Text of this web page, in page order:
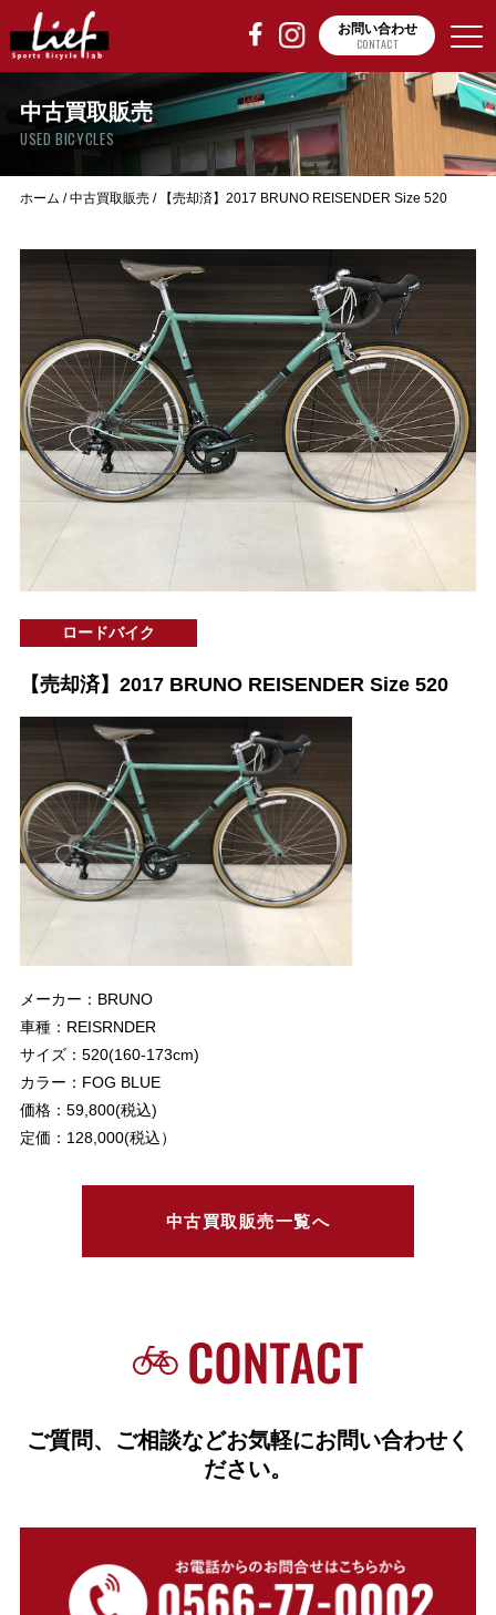
お問い合わせ
CONTACT
中古買取販売
USED BICYCLES
ホーム /中古買取販売/ 【売却済】2017 BRUNO REISENDER Size 520
ロードバイク
【売却済】2017 BRUNO REISENDER Size 520
メーカー：BRUNO
車種：REISRNDER
サイズ：520(160-173cm)
カラー：FOG BLUE
価格：59,800(税込)
定価：128,000(税込）
中古買取販売一覧へ
ご質問、ご相談などお気軽にお問い合わせく
ださい。